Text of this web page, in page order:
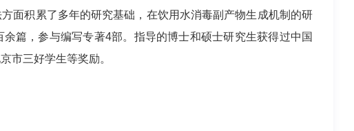
面积累了多年的研究基础，在饮用水消毒副产物生成机制的研
篇，参与编写专著4部。指导的博士和硕士研究生获得过中国
市三好学生等奖励。